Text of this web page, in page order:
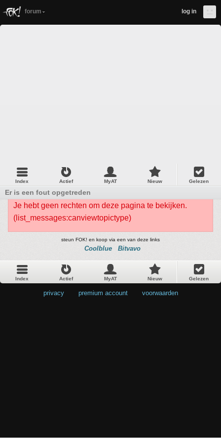
forum log in
Index Actief MyAT Nieuw Gelezen
Er is een fout opgetreden
Je hebt geen rechten om deze pagina te bekijken.
(list_messages:canviewtopictype)
steun FOK! en koop via een van deze links
Coolblue Bitvavo
Index Actief MyAT Nieuw Gelezen
privacy premium account voorwaarden